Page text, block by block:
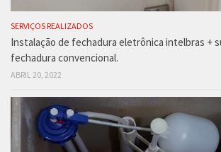
SERVIÇOS REALIZADOS
Instalação de fechadura eletrônica intelbras +
fechadura convencional.
ABRIL 20, 2022